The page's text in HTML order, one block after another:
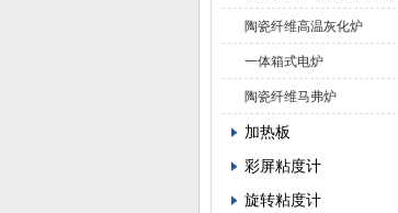
陶瓷纤维高温灰化炉
一体箱式电炉
陶瓷纤维马弗炉
加热板
彩屏粘度计
旋转粘度计